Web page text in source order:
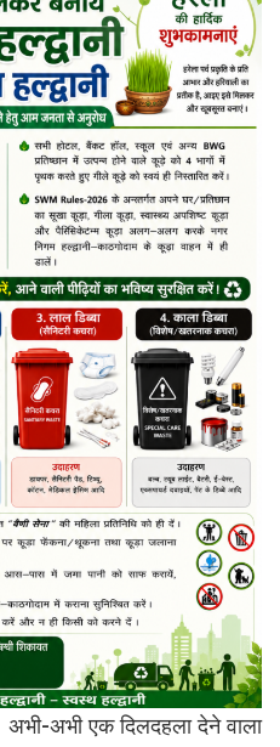
अभी-अभी एक दिलदहला देने वाला